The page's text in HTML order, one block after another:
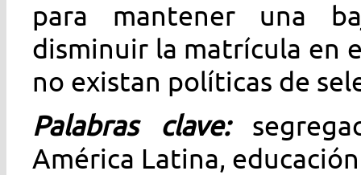
para mantener una
disminuir la matrícula en
no existan políticas de
Palabras clave:
América Latina,